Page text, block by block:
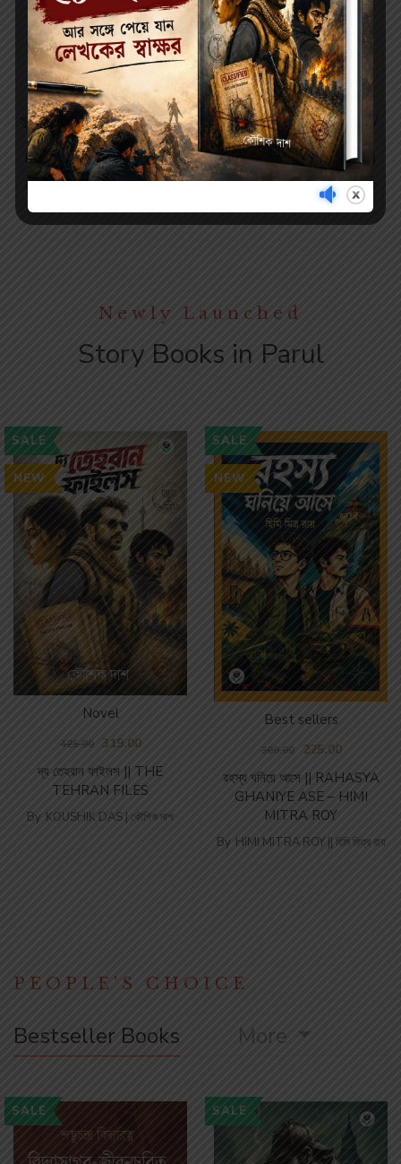
মুহূর্তকথা – হর্ষ দত্ত (দ্বিতীয় খণ্ড) /
MUHURTA KOTHA –
HARSH DUTTA (VOL-2)
Short Stories
400.00 320.00
By HARSHA DUTTA | হর্ষ দত্ত
মুহূর্তকথা – হর্ষ দত্ত (প্রথম খণ্ড) /
MUHURTA KOTHA –
HARSH DUTTA (VOL-1)
Short Stories
400.00 320.00
By HARSHA DUTTA | হর্ষ দত্ত
Newly Launched
Story Books in Parul
SALE
NEW
দ্য তেহরান ফাইলস || THE
TEHRAN FILES
Novel
425.00 319.00
By KOUSHIK DAS | কৌশিক দাশ
SALE
NEW
রহস্য ঘনিয়ে আসে || RAHASYA
GHANIYE ASE – HIMI
MITRA ROY
Best sellers
300.00 225.00
By HIMI MITRA ROY || হিমি মিত্র রায়
PEOPLE'S CHOICE
Bestseller Books More
SALE SALE